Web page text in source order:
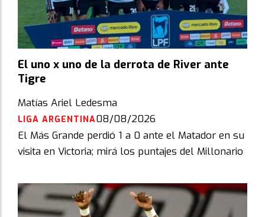
El uno x uno de la derrota de River ante
Tigre
Matías Ariel Ledesma
LIGA ARGENTINA08/08/2026
El Más Grande perdió 1 a 0 ante el Matador en su
visita en Victoria; mirá los puntajes del Millonario